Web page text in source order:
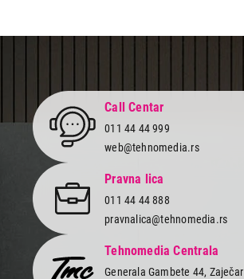
Završi kupovinu
Call Centar
011 44 44 999
web@tehnomedia.rs
Pravna lica
011 44 44 888
pravnalica@tehnomedia.rs
Tehnomedia Centrala
Generala Gambete 44, Zaječar